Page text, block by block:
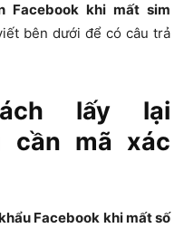
Facebook khi mất sim
bên dưới để có câu trả
lấy lại
cần mã xác
Facebook khi mất số